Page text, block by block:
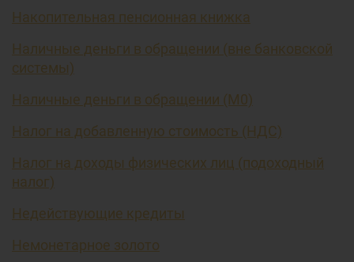
Накопительная пенсионная книжка
Наличные деньги в обращении (вне банковской
системы)
Наличные деньги в обращении (М0)
Налог на добавленную стоимость (НДС)
Налог на доходы физических лиц (подоходный
налог)
Недействующие кредиты
Немонетарное золото